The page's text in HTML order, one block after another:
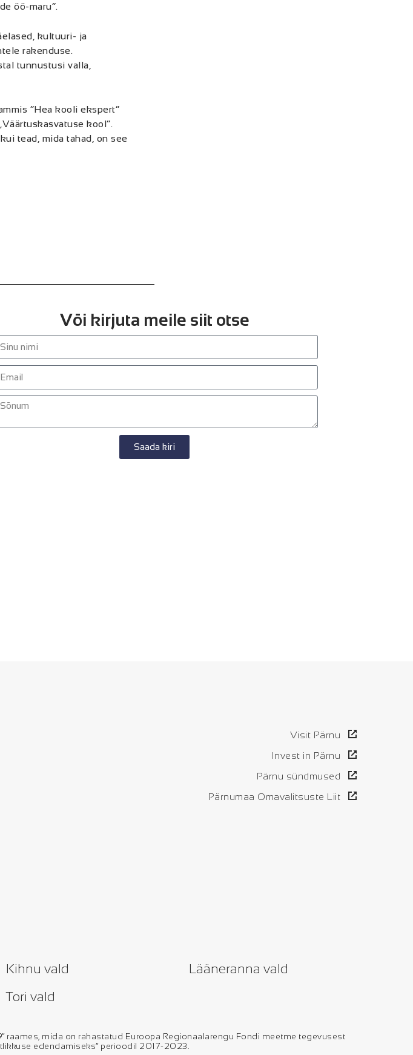
öö-maru“.
kultuuri- ja
rakenduse.
tunnustusi valla,
“Hea kooli ekspert”
kool”.
tead, mida tahad, on see
Või kirjuta meile siit otse
Saada kiri
Visit Pärnu
Invest in Pärnu
Pärnu sündmused
Pärnumaa Omavalitsuste Liit
Kihnu vald
Lääneranna vald
Tori vald
mida on rahastatud Euroopa Regionaalarengu Fondi meetme tegevusest
edendamiseks“ perioodil 2017-2023.